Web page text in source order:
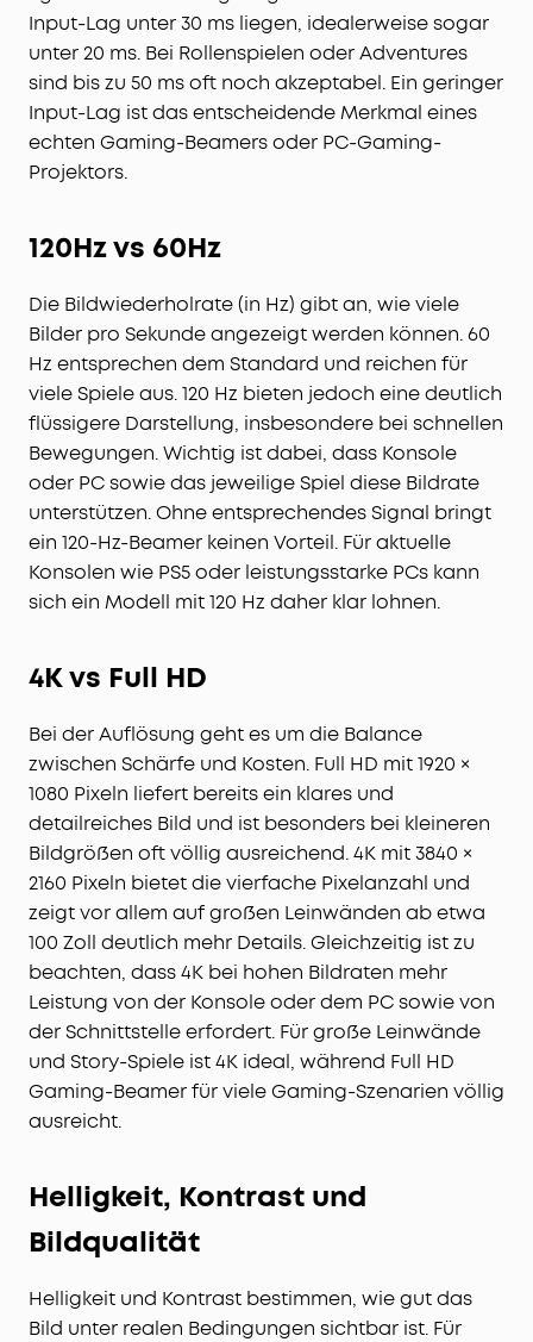
Input-Lag unter 30 ms liegen, idealerweise sogar
unter 20 ms. Bei Rollenspielen oder Adventures
sind bis zu 50 ms oft noch akzeptabel. Ein geringer
Input-Lag ist das entscheidende Merkmal eines
echten Gaming-Beamers oder PC-Gaming-
Projektors.
120Hz vs 60Hz
Die Bildwiederholrate (in Hz) gibt an, wie viele
Bilder pro Sekunde angezeigt werden können. 60
Hz entsprechen dem Standard und reichen für
viele Spiele aus. 120 Hz bieten jedoch eine deutlich
flüssigere Darstellung, insbesondere bei schnellen
Bewegungen. Wichtig ist dabei, dass Konsole
oder PC sowie das jeweilige Spiel diese Bildrate
unterstützen. Ohne entsprechendes Signal bringt
ein 120-Hz-Beamer keinen Vorteil. Für aktuelle
Konsolen wie PS5 oder leistungsstarke PCs kann
sich ein Modell mit 120 Hz daher klar lohnen.
4K vs Full HD
Bei der Auflösung geht es um die Balance
zwischen Schärfe und Kosten. Full HD mit 1920 ×
1080 Pixeln liefert bereits ein klares und
detailreiches Bild und ist besonders bei kleineren
Bildgrößen oft völlig ausreichend. 4K mit 3840 ×
2160 Pixeln bietet die vierfache Pixelanzahl und
zeigt vor allem auf großen Leinwänden ab etwa
100 Zoll deutlich mehr Details. Gleichzeitig ist zu
beachten, dass 4K bei hohen Bildraten mehr
Leistung von der Konsole oder dem PC sowie von
der Schnittstelle erfordert. Für große Leinwände
und Story-Spiele ist 4K ideal, während Full HD
Gaming-Beamer für viele Gaming-Szenarien völlig
ausreicht.
Helligkeit, Kontrast und
Bildqualität
Helligkeit und Kontrast bestimmen, wie gut das
Bild unter realen Bedingungen sichtbar ist. Für